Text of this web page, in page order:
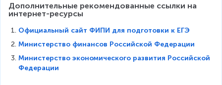
Дополнительные рекомендованные ссылки на
интернет-ресурсы
Официальный сайт ФИПИ для подготовки к ЕГЭ
Министерство финансов Российской Федерации
Министерство экономического развития Российской
Федерации